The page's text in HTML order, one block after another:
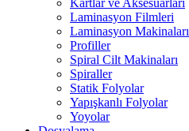
Laminasyon Filmleri
Laminasyon Makinaları
Profiller
Spiral Cilt Makinaları
Spiraller
Statik Folyolar
Yapışkanlı Folyolar
Yoyolar